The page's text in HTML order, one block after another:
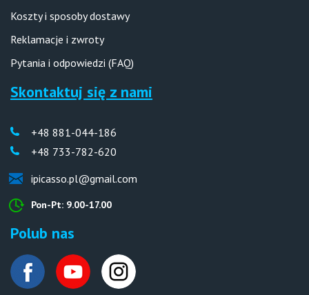
Koszty i sposoby dostawy
Reklamacje i zwroty
Pytania i odpowiedzi (FAQ)
Skontaktuj się z nami
+48 881-044-186
+48 733-782-620
ipicasso.pl@gmail.com
Pon-Pt: 9.00-17.00
Polub nas